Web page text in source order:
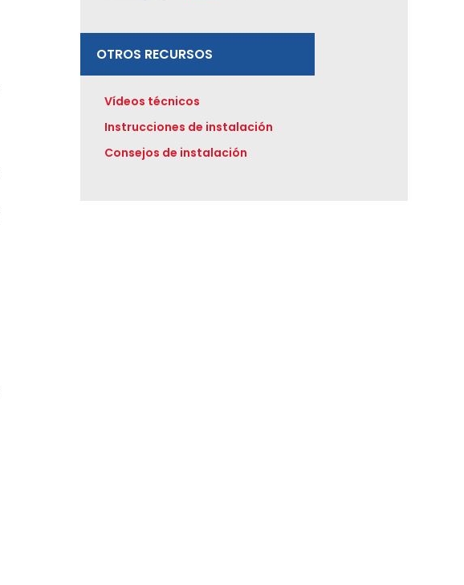
OTROS RECURSOS
Vídeos técnicos
Instrucciones de instalación
Consejos de instalación